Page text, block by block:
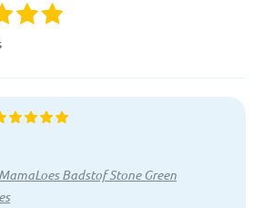
MamaLoes Badstof Stone Green